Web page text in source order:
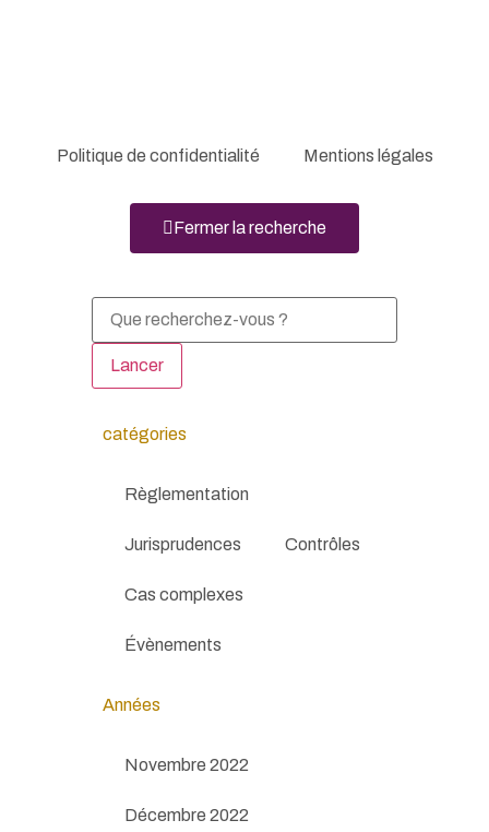
Politique de confidentialité Mentions légales
Fermer la recherche
Lancer
catégories
Règlementation
Jurisprudences Contrôles
Cas complexes
Évènements
Années
Novembre 2022
Décembre 2022